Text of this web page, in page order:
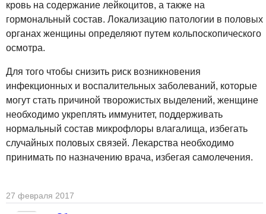
кровь на содержание лейкоцитов, а также на
гормональный состав. Локализацию патологии в половых
органах женщины определяют путем кольпоскопического
осмотра.
Для того чтобы снизить риск возникновения
инфекционных и воспалительных заболеваний, которые
могут стать причиной творожистых выделений, женщине
необходимо укреплять иммунитет, поддерживать
нормальный состав микрофлоры влагалища, избегать
случайных половых связей. Лекарства необходимо
принимать по назначению врача, избегая самолечения.
27 февраля 2017